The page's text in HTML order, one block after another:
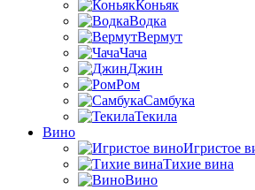
Коньяк
Водка
Вермут
Чача
Джин
Ром
Самбука
Текила
Вино
Игристое
Тихие вина
Вино